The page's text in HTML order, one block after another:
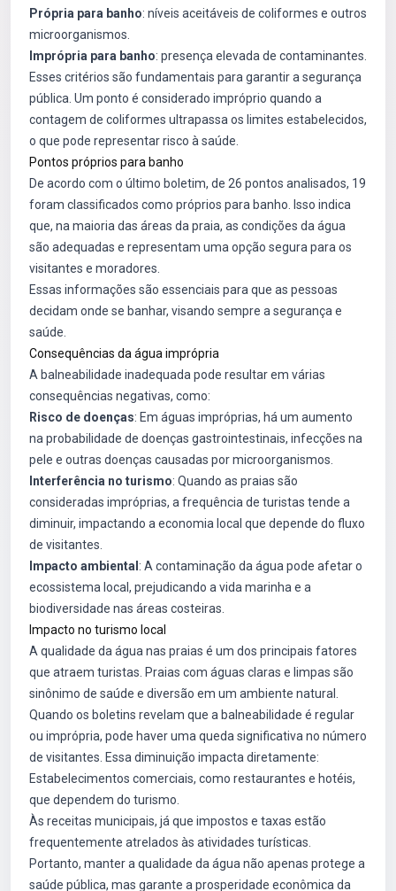
Própria para banho: níveis aceitáveis de coliformes e outros
microorganismos.
Imprópria para banho: presença elevada de contaminantes.
Esses critérios são fundamentais para garantir a segurança
pública. Um ponto é considerado impróprio quando a
contagem de coliformes ultrapassa os limites estabelecidos,
o que pode representar risco à saúde.
Pontos próprios para banho
De acordo com o último boletim, de 26 pontos analisados, 19
foram classificados como próprios para banho. Isso indica
que, na maioria das áreas da praia, as condições da água
são adequadas e representam uma opção segura para os
visitantes e moradores.
Essas informações são essenciais para que as pessoas
decidam onde se banhar, visando sempre a segurança e
saúde.
Consequências da água imprópria
A balneabilidade inadequada pode resultar em várias
consequências negativas, como:
Risco de doenças: Em águas impróprias, há um aumento
na probabilidade de doenças gastrointestinais, infecções na
pele e outras doenças causadas por microorganismos.
Interferência no turismo: Quando as praias são
consideradas impróprias, a frequência de turistas tende a
diminuir, impactando a economia local que depende do fluxo
de visitantes.
Impacto ambiental : A contaminação da água pode afetar o
ecossistema local, prejudicando a vida marinha e a
biodiversidade nas áreas costeiras.
Impacto no turismo local
A qualidade da água nas praias é um dos principais fatores
que atraem turistas. Praias com águas claras e limpas são
sinônimo de saúde e diversão em um ambiente natural.
Quando os boletins revelam que a balneabilidade é regular
ou imprópria, pode haver uma queda significativa no número
de visitantes. Essa diminuição impacta diretamente:
Estabelecimentos comerciais, como restaurantes e hotéis,
que dependem do turismo.
Às receitas municipais, já que impostos e taxas estão
frequentemente atrelados às atividades turísticas.
Portanto, manter a qualidade da água não apenas protege a
saúde pública, mas garante a prosperidade econômica da